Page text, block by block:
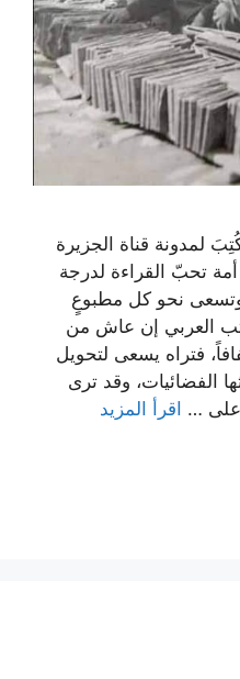
لمدونة قناة الجزيرة
تحبّ القراءة لدرجة
وتسعى نحو كل مطبوعٍ
العربي إن عاش من
فتراه يسعى لتحويل
الفضائيات، وقد ترى
على … اقرأ المزيد